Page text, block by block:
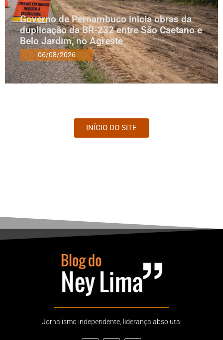
Governo de Pernambuco inicia obras da
duplicação da BR-232 entre São Caetano e
Belo Jardim, no Agreste
06/08/2026
INÍCIO DO SITE
Jornalismo independente, liderança absoluta!